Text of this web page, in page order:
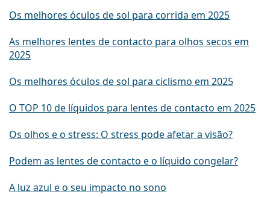
Os melhores óculos de sol para corrida em 2025
As melhores lentes de contacto para olhos secos em
2025
Os melhores óculos de sol para ciclismo em 2025
O TOP 10 de líquidos para lentes de contacto em 2025
Os olhos e o stress: O stress pode afetar a visão?
Podem as lentes de contacto e o líquido congelar?
A luz azul e o seu impacto no sono